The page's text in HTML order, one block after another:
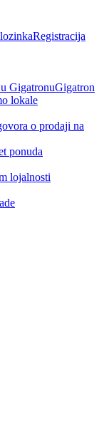
Registracija
GigatronuGigatron
lokale
o prodaji na
ponuda
lojalnosti